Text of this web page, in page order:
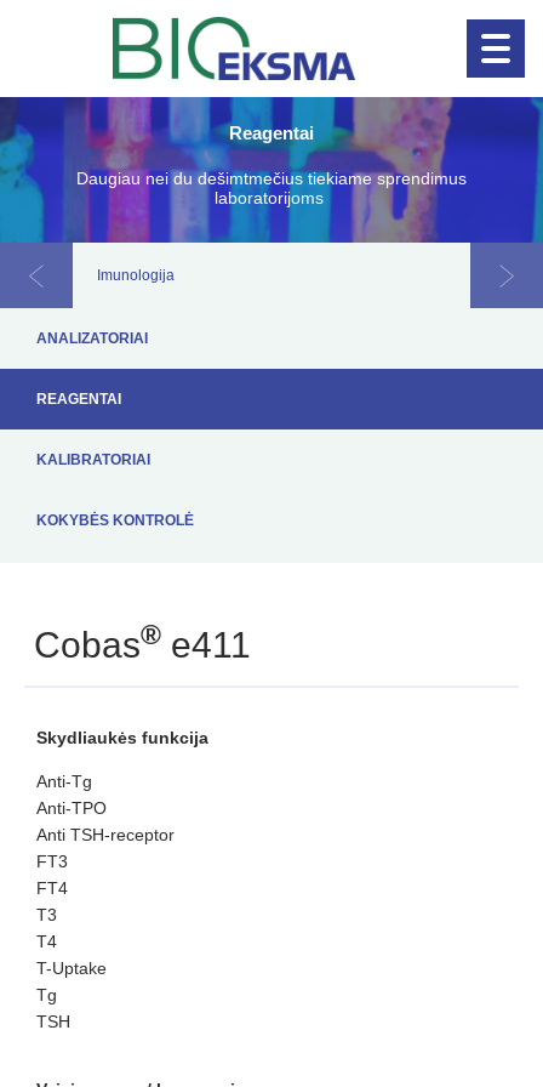
Reagentai
Daugiau nei du dešimtmečius tiekiame sprendimus
laboratorijoms
Imunologija
ANALIZATORIAI
REAGENTAI
KALIBRATORIAI
KOKYBĖS KONTROLĖ
Cobas® e411
Skydliaukės funkcija
Anti-Tg
Anti-TPO
Anti TSH-receptor
FT3
FT4
T3
T4
T-Uptake
Tg
TSH
Naujienos! Klinikinė